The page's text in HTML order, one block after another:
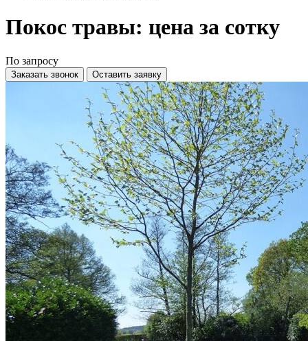
Покос травы: цена за сотку
По запросу
Заказать звонок Оставить заявку